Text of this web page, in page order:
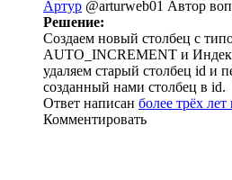
Артур @arturweb01 Автор
Решение:
Создаем новый столбец с
AUTO_INCREMENT и
удаляем старый столбец id и
созданный нами столбец в id.
Ответ написан более трёх лет
Комментировать